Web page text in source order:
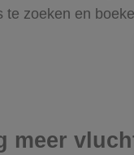
te zoeken en
meer